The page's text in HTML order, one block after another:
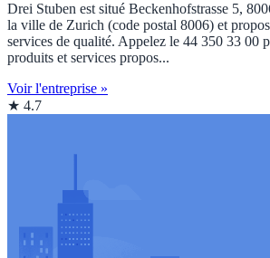
Drei Stuben est situé Beckenhofstrasse 5,
la ville de Zurich (code postal 8006) et
services de qualité. Appelez le 44 350 33 00
produits et services propos...
Voir l'entreprise »
★ 4.7